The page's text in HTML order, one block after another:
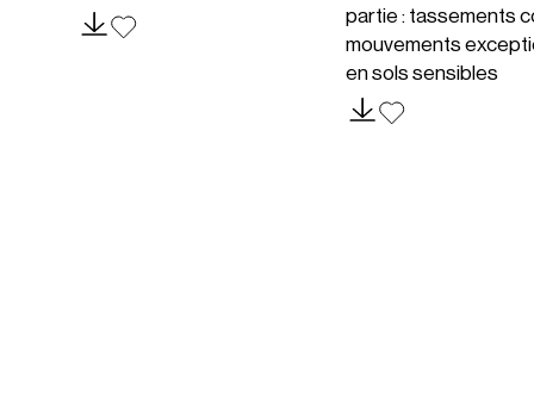
partie : tassements
mouvements
en sols sensibles